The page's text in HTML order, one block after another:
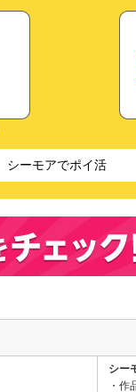
シーモアでポイ活
シー
作